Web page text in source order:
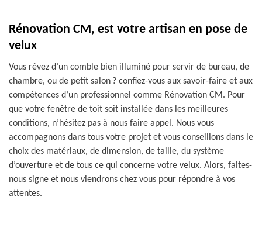
Rénovation CM, est votre artisan en pose de
velux
Vous rêvez d’un comble bien illuminé pour servir de bureau, de
chambre, ou de petit salon ? confiez-vous aux savoir-faire et aux
compétences d’un professionnel comme Rénovation CM. Pour
que votre fenêtre de toit soit installée dans les meilleures
conditions, n’hésitez pas à nous faire appel. Nous vous
accompagnons dans tous votre projet et vous conseillons dans le
choix des matériaux, de dimension, de taille, du système
d’ouverture et de tous ce qui concerne votre velux. Alors, faites-
nous signe et nous viendrons chez vous pour répondre à vos
attentes.